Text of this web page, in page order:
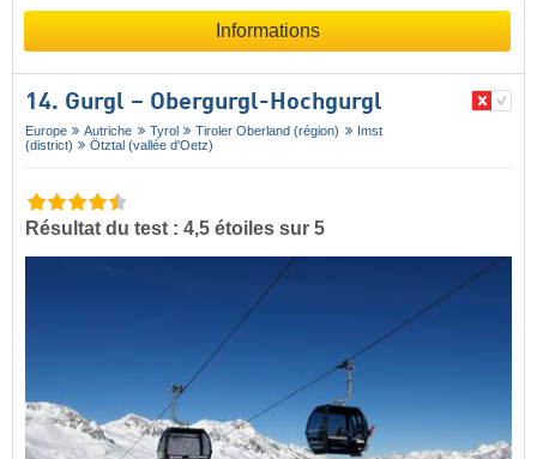
Informations
14. Gurgl – Obergurgl-Hochgurgl
Europe Autriche Tyrol Tiroler Oberland (région)
Imst
(district)
Ötztal (vallée d'Oetz)
Résultat du test : 4,5 étoiles sur 5